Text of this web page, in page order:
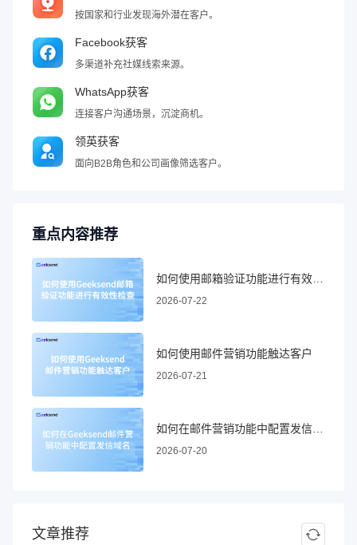
按国家和行业发现海外潜在客户。
Facebook获客
多渠道补充社媒线索来源。
WhatsApp获客
连接客户沟通场景，沉淀商机。
领英获客
面向B2B角色和公司画像筛选客户。
重点内容推荐
2026-07-22
如何使用邮件营销功能触达客户
2026-07-21
2026-07-20
文章推荐